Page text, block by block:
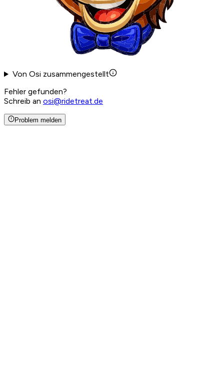
Von Osi zusammengestellt
Fehler gefunden?
Schreib an osi@ridetreat.de
Problem melden